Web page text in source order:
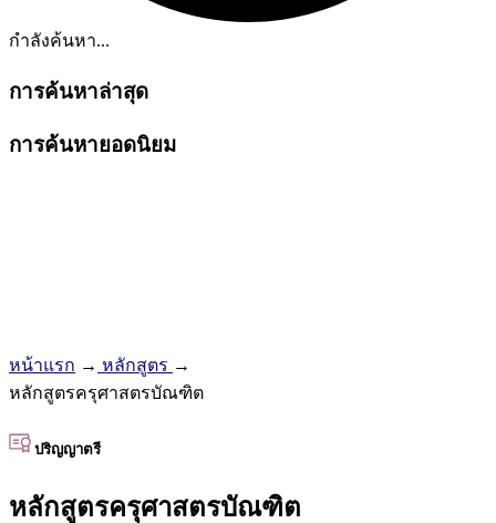
กำลังค้นหา...
การค้นหาล่าสุด
การค้นหายอดนิยม
หน้าแรก → หลักสูตร →
หลักสูตรครุศาสตรบัณฑิต
ปริญญาตรี
หลักสูตรครุศาสตรบัณฑิต